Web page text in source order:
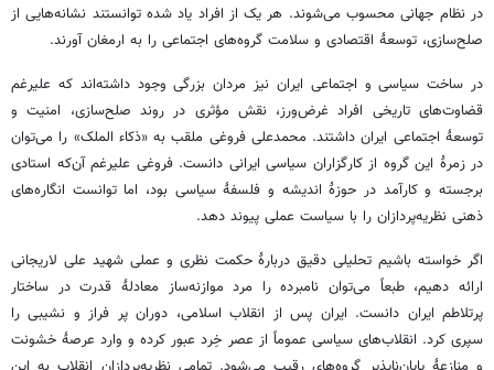
در نظام جهانی محسوب می‌شوند. هر یک از افراد یاد شده توانستند نشانه‌هایی از
صلح‌سازی، توسعۀ اقتصادی و سلامت گروه‌های اجتماعی را به ارمغان آورند.
در ساخت سیاسی و اجتماعی ایران نیز مردان بزرگی وجود داشته‌اند که علیرغم
قضاوت‌های تاریخی افراد غرض‌ورز، نقش مؤثری در روند صلح‌سازی، امنیت و
توسعۀ اجتماعی ایران داشتند. محمدعلی فروغی ملقب به «ذکاء الملک» را می‌توان
در زمرۀ این گروه از کارگزاران سیاسی ایرانی دانست. فروغی علیرغم آن‌که استادی
برجسته و کارآمد در حوزۀ اندیشه و فلسفۀ سیاسی بود، اما توانست انگاره‌های
ذهنی نظریه‌پردازان را با سیاست عملی پیوند دهد.
اگر خواسته باشیم تحلیلی دقیق دربارۀ حکمت نظری و عملی شهید علی لاریجانی
ارائه دهیم، طبعاً می‌توان نامبرده را مرد موازنه‌ساز معادلۀ قدرت در ساختار
پرتلاطم ایران دانست. ایران پس از انقلاب اسلامی، دوران پر فراز و نشیبی را
سپری کرد. انقلاب‌های سیاسی عموماً از عصر خِرد عبور کرده و وارد عرصۀ خشونت